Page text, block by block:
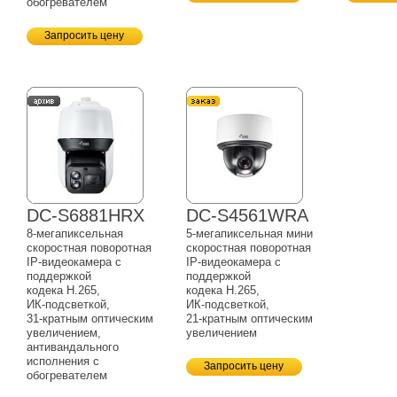
Запросить цену
DC-S6881HRX
8-мегапиксельная
скоростная поворотная
IP-видеокамерас
поддержкой
кодека H.265,
ИК-подсветкой,
31-кратным оптическим
увеличением,
антивандального
исполнения с
обогревателем
DC-S4561WRA
5-мегапиксельная мини
скоростная поворотная
IP-видеокамерас
поддержкой
кодека H.265,
ИК-подсветкой,
21-кратным оптическим
увеличением
Запросить цену